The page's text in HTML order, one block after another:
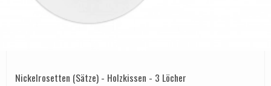
Nickelrosetten (Sätze) - Holzkissen - 3 Löcher